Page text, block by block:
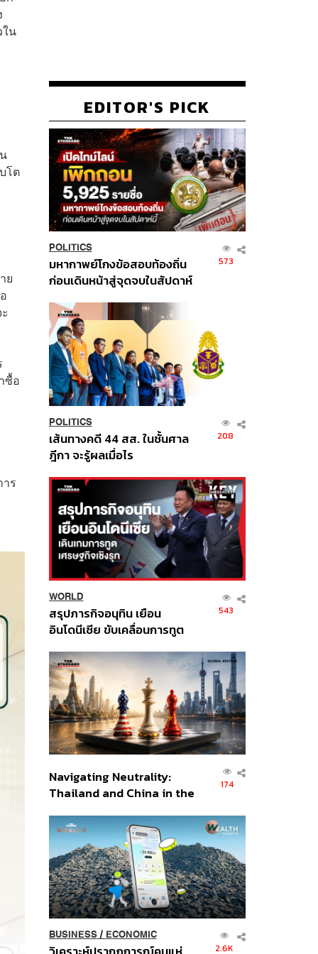
น
โต
ย
ซื้อ
ร
EDITOR'S PICK
POLITICS
มหากาพย์โกงข้อสอบท้องถิ่น
ก่อนเดินหน้าสู่จุดจบในสัปดาห์
573
POLITICS
เส้นทางคดี 44 สส. ในชั้นศาล
ฎีกา จะรู้ผลเมื่อไร
208
WORLD
สรุปภารกิจอนุทิน เยือน
อินโดนีเซีย ขับเคลื่อนการทูต
ส่วนยุทธศาสตร์ไทย –
อินโดนีเซีย
543
Navigating Neutrality:
Thailand and China in the
Order
174
BUSINESS/ ECONOMIC
2.6K